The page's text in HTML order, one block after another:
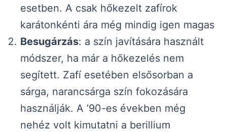
esetben. A csak hőkezelt zafírok
karátonkénti ára még mindig igen magas
Besugárzás: a szín javítására használt
módszer, ha már a hőkezelés nem
segített. Zafí esetében elsősorban a
sárga, narancsárga szín fokozására
használják. A ’90-es években még
nehéz volt kimutatni a berillium